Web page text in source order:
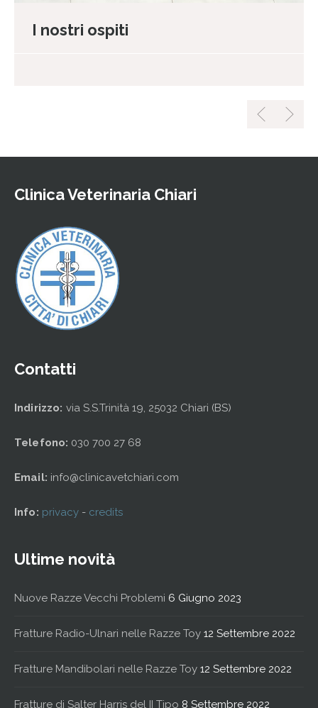
I nostri ospiti
Clinica Veterinaria Chiari
Contatti
Indirizzo: via S.S.Trinità 19, 25032 Chiari (BS)
Telefono: 030 700 27 68
Email: info@clinicavetchiari.com
Info: privacy - credits
Ultime novità
Nuove Razze Vecchi Problemi 6 Giugno 2023
Fratture Radio-Ulnari nelle Razze Toy 12 Settembre 2022
Fratture Mandibolari nelle Razze Toy 12 Settembre 2022
Fratture di Salter Harris del II Tipo 8 Settembre 2022